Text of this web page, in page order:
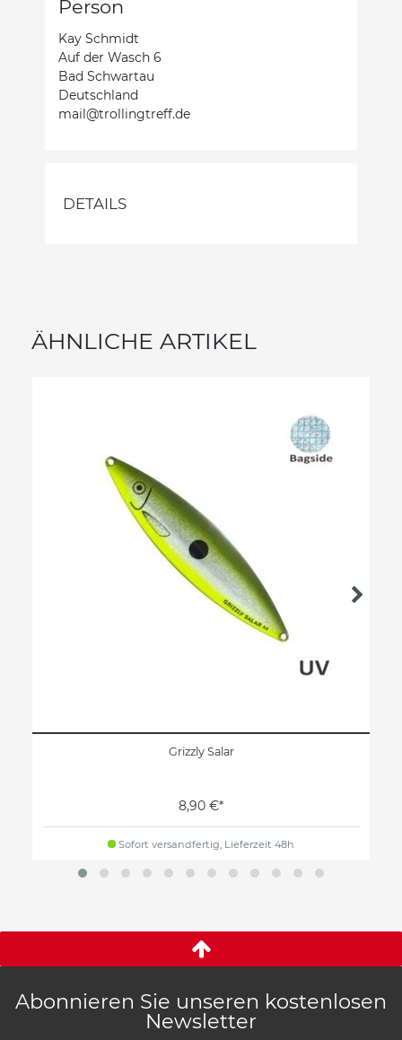
Person
Kay Schmidt
Auf der Wasch 6
Bad Schwartau
Deutschland
mail@trollingtreff.de
DETAILS
ÄHNLICHE ARTIKEL
Grizzly Salar
8,90 €*
Sofort versandfertig, Lieferzeit 48h
Abonnieren Sie unseren kostenlosen
Newsletter